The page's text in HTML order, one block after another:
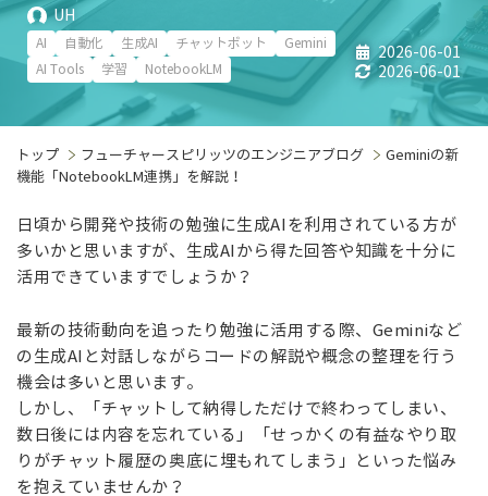
UH
AI 自動化 生成AI チャットボット
Gemini
AI Tools
学習 NotebookLM
2026-06-01
2026-06-01
トップ フューチャースピリッツのエンジニアブログ
Geminiの新
機能「NotebookLM連携」を解説！
日頃から開発や技術の勉強に生成AIを利用されている方が
多いかと思いますが、生成AIから得た回答や知識を十分に
活用できていますでしょうか？
最新の技術動向を追ったり勉強に活用する際、Geminiなど
の生成AIと対話しながらコードの解説や概念の整理を行う
機会は多いと思います。
しかし、「チャットして納得しただけで終わってしまい、
数日後には内容を忘れている」「せっかくの有益なやり取
りがチャット履歴の奥底に埋もれてしまう」といった悩み
を抱えていませんか？